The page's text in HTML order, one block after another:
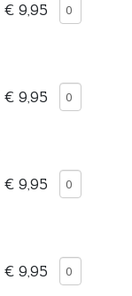
€ 9,95
€ 9,95
€ 9,95
€ 9,95